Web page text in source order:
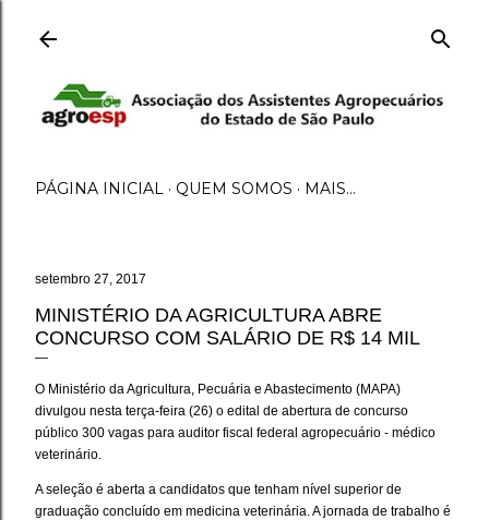
PÁGINA INICIAL QUEM SOMOS MAIS…
setembro 27, 2017
MINISTÉRIO DA AGRICULTURA ABRE
CONCURSO COM SALÁRIO DE R$ 14 MIL
O Ministério da Agricultura, Pecuária e Abastecimento (MAPA)
divulgou nesta terça-feira (26) o edital de abertura de concurso
público 300 vagas para auditor fiscal federal agropecuário - médico
veterinário.
A seleção é aberta a candidatos que tenham nível superior de
graduação concluído em medicina veterinária. A jornada de trabalho é